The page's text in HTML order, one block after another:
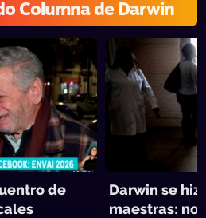
Columna de Darwin
de
Darwin se
maestras: no